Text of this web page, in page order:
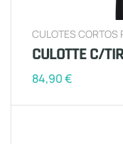
CULOTES CORTOS
CULOTTE C/
84,90€